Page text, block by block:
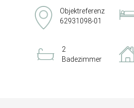
Objektreferenz
62931098-01
2
Badezimmer